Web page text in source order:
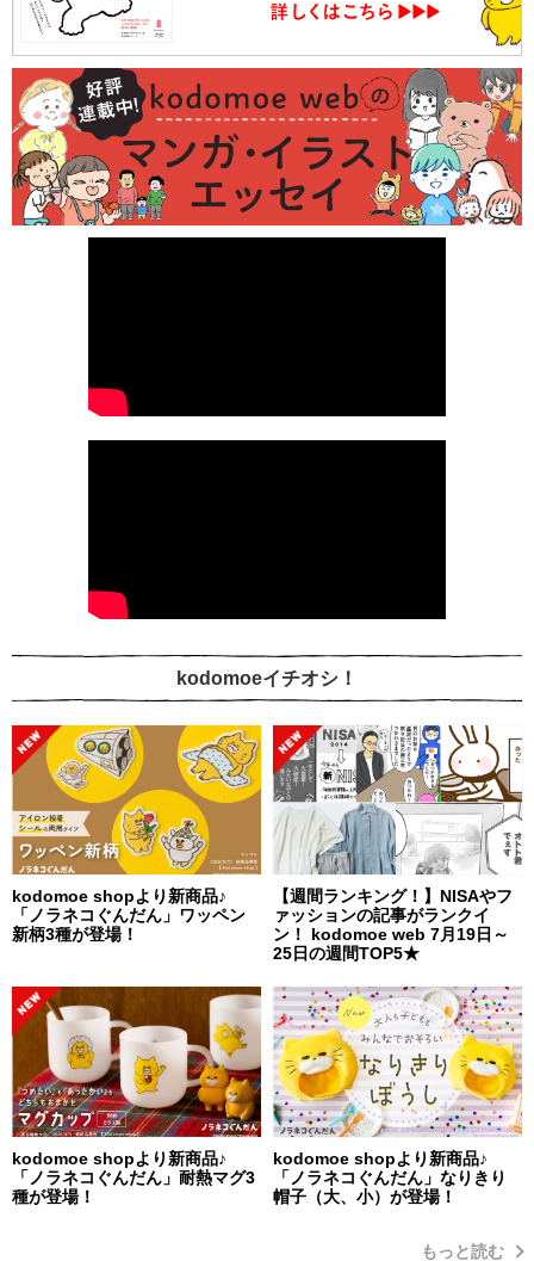
kodomoeイチオシ！
kodomoe shopより新商品♪
「ノラネコぐんだん」ワッペン
新柄3種が登場！
【週間ランキング！】NISAやフ
ァッションの記事がランクイ
ン！ kodomoe web 7月19日～
25日の週間TOP5★
kodomoe shopより新商品♪
「ノラネコぐんだん」耐熱マグ3
種が登場！
kodomoe shopより新商品♪
「ノラネコぐんだん」なりきり
帽子（大、小）が登場！
もっと読む